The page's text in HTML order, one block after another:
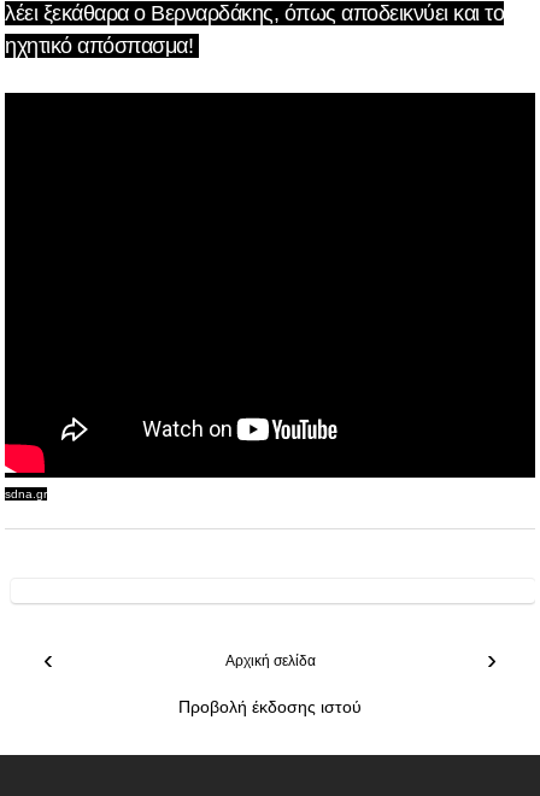
λέει ξεκάθαρα ο Βερναρδάκης, όπως αποδεικνύει και το
ηχητικό απόσπασμα!
sdna.gr
‹ ›
Αρχική σελίδα
Προβολή έκδοσης ιστού